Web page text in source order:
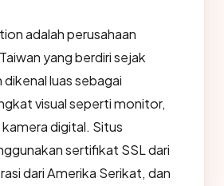
adalah perusahaan
yang berdiri sejak
luas sebagai
visual seperti monitor,
digital. Situs
sertifikat SSL dari
dari Amerika Serikat, dan